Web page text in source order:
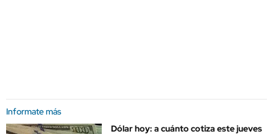
Informate más
Dólar hoy: a cuánto cotiza este jueves